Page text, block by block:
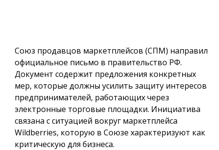
Союз продавцов маркетплейсов (СПМ) направил
официальное письмо в правительство РФ.
Документ содержит предложения конкретных
мер, которые должны усилить защиту интересов
предпринимателей, работающих через
электронные торговые площадки. Инициатива
связана с ситуацией вокруг маркетплейса
Wildberries, которую в Союзе характеризуют как
критическую для бизнеса.